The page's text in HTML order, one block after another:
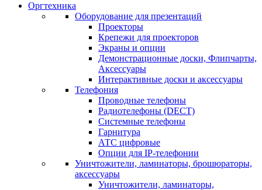
Оргтехника
Оборудование для презентаций
Проекторы
Крепежи для проекторов
Экраны и опции
Демонстрационные доски, Флипчарты,
Аксессуары
Интерактивные доски и аксессуары
Телефония
Проводные телефоны
Радиотелефоны (DECT)
Системные телефоны
Гарнитура
АТС цифровые
Опции для IP-телефонии
Уничтожители, ламинаторы, брошюраторы,
аксессуары
Уничтожители, ламинаторы,